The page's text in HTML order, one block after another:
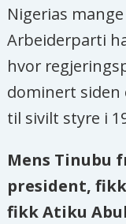
Nigerias
Arbeiderparti
hvor
dominert
til sivilt styre i
Mens Tinubu
president,
fikk Atiku